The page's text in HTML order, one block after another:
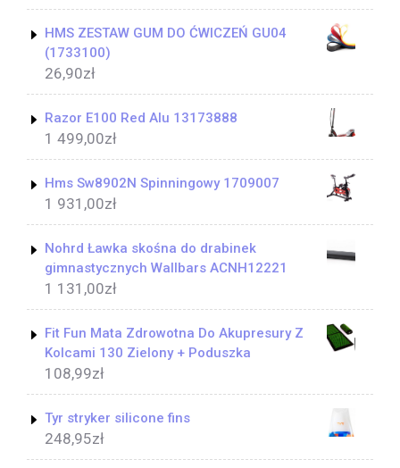
HMS ZESTAW GUM DO ĆWICZEŃ GU04
(1733100)
26,90zł
Razor E100 Red Alu 13173888
1 499,00zł
Hms Sw8902N Spinningowy 1709007
1 931,00zł
Nohrd Ławka skośna do drabinek
gimnastycznych Wallbars ACNH12221
1 131,00zł
Fit Fun Mata Zdrowotna Do Akupresury Z
Kolcami 130 Zielony + Poduszka
108,99zł
Tyr stryker silicone fins
248,95zł